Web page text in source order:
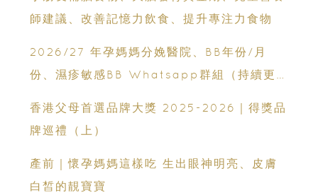
師建議、改善記憶力飲食、提升專注力食物
2026/27 年孕媽媽分娩醫院、BB年份/月
份、濕疹敏感BB Whatsapp群組（持續更
香港父母首選品牌大獎 2025-2026｜得獎品
牌巡禮（上）
產前｜懷孕媽媽這樣吃 生出眼神明亮、皮膚
白皙的靚寶寶